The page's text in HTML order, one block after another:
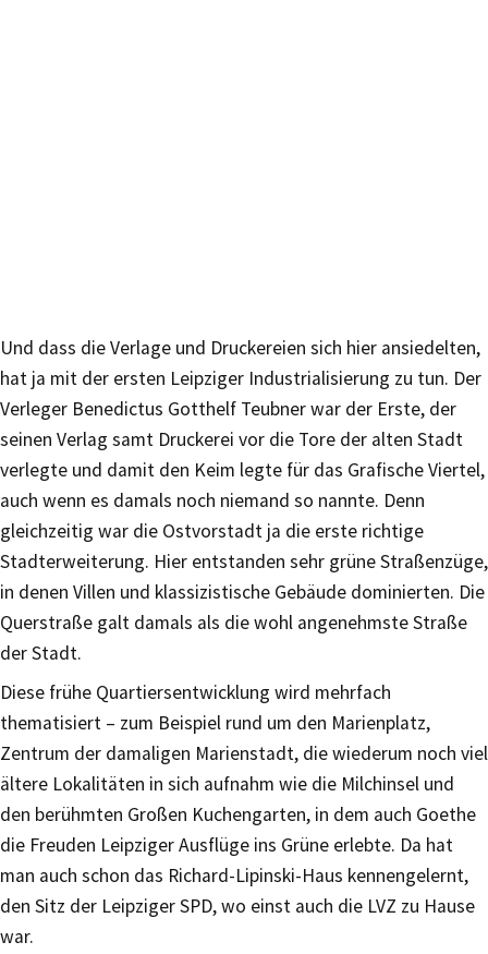
Und dass die Verlage und Druckereien sich hier ansiedelten,
hat ja mit der ersten Leipziger Industrialisierung zu tun. Der
Verleger Benedictus Gotthelf Teubner war der Erste, der
seinen Verlag samt Druckerei vor die Tore der alten Stadt
verlegte und damit den Keim legte für das Grafische Viertel,
auch wenn es damals noch niemand so nannte. Denn
gleichzeitig war die Ostvorstadt ja die erste richtige
Stadterweiterung. Hier entstanden sehr grüne Straßenzüge,
in denen Villen und klassizistische Gebäude dominierten. Die
Querstraße galt damals als die wohl angenehmste Straße
der Stadt.
Diese frühe Quartiersentwicklung wird mehrfach
thematisiert – zum Beispiel rund um den Marienplatz,
Zentrum der damaligen Marienstadt, die wiederum noch viel
ältere Lokalitäten in sich aufnahm wie die Milchinsel und
den berühmten Großen Kuchengarten, in dem auch Goethe
die Freuden Leipziger Ausflüge ins Grüne erlebte. Da hat
man auch schon das Richard-Lipinski-Haus kennengelernt,
den Sitz der Leipziger SPD, wo einst auch die LVZ zu Hause
war.